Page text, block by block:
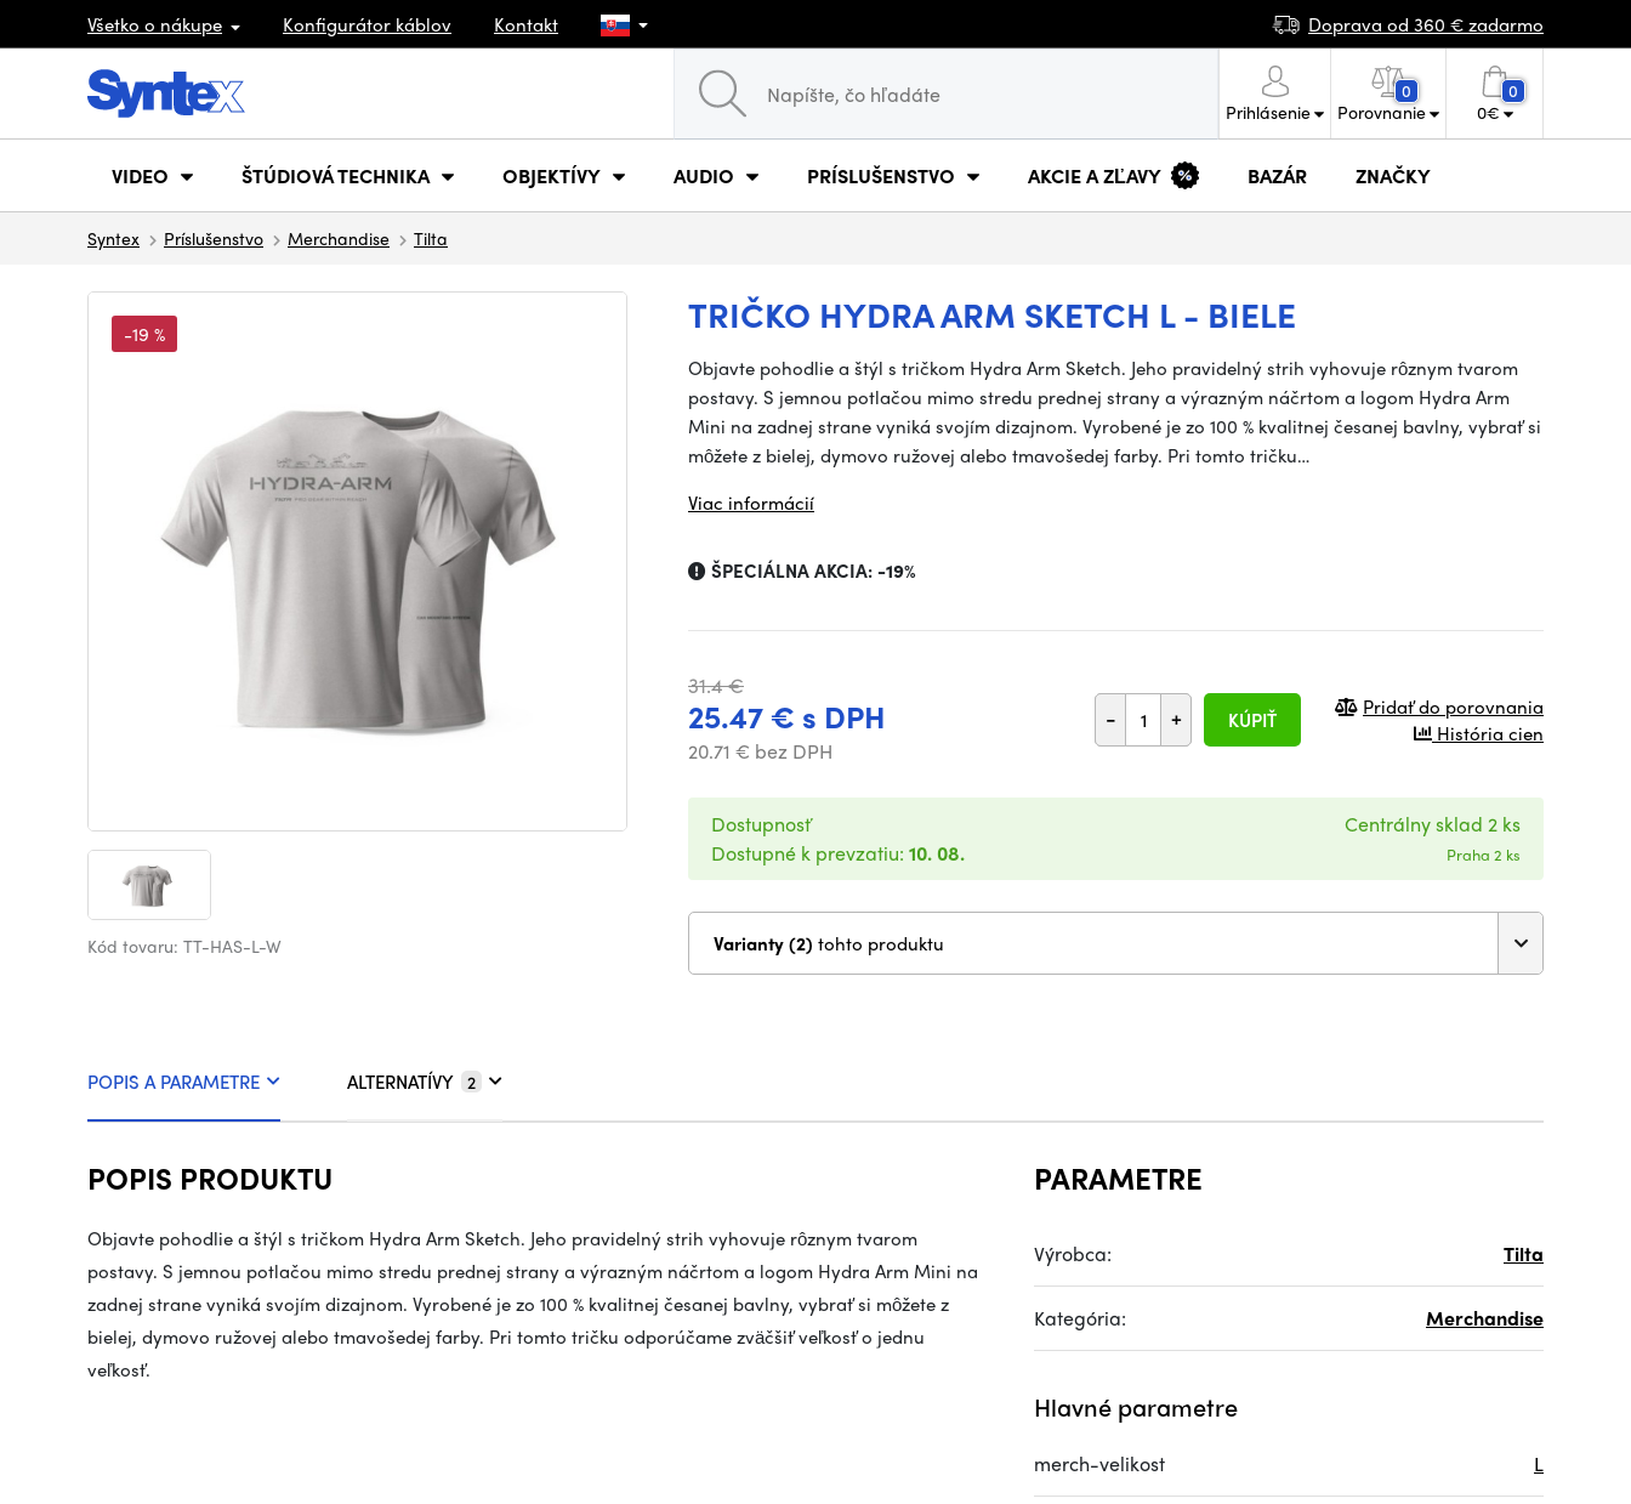
Všetko o nákupe Konfigurátor káblov Kontakt Doprava od 360 € zadarmo
Prihlásenie
0
Porovnanie
0
0€
VIDEO ŠTÚDIOVÁ TECHNIKA OBJEKTÍVY AUDIO PRÍSLUŠENSTVO AKCIE A ZĽAVY BAZÁR ZNAČKY
Syntex Príslušenstvo Merchandise Tilta
TRIČKO HYDRA ARM SKETCH L - BIELE
-19 %
Kód tovaru: TT-HAS-L-W
Objavte pohodlie a štýl s tričkom Hydra Arm Sketch. Jeho pravidelný strih vyhovuje rôznym tvarom
postavy. S jemnou potlačou mimo stredu prednej strany a výrazným náčrtom a logom Hydra Arm
Mini na zadnej strane vyniká svojím dizajnom. Vyrobené je zo 100 % kvalitnej česanej bavlny, vybrať si
môžete z bielej, dymovo ružovej alebo tmavošedej farby. Pri tomto tričku…
Viac informácií
ŠPECIÁLNA AKCIA:-19%
31.4 €
25.47 € s DPH
20.71 € bez DPH
- + KÚPIŤ
Pridať do porovnania
História cien
Dostupnosť
Dostupné k prevzatiu: 10. 08.
Centrálny sklad 2 ks
Praha 2 ks
Varianty (2) tohto produktu
POPIS A PARAMETRE ALTERNATÍVY 2
POPIS PRODUKTU
Objavte pohodlie a štýl s tričkom Hydra Arm Sketch. Jeho pravidelný strih vyhovuje rôznym tvarom
postavy. S jemnou potlačou mimo stredu prednej strany a výrazným náčrtom a logom Hydra Arm Mini na
zadnej strane vyniká svojím dizajnom. Vyrobené je zo 100 % kvalitnej česanej bavlny, vybrať si môžete z
bielej, dymovo ružovej alebo tmavošedej farby. Pri tomto tričku odporúčame zväčšiť veľkosť o jednu
veľkosť.
PARAMETRE
Výrobca: Tilta
Kategória: Merchandise
Hlavné parametre
merch-velikost L